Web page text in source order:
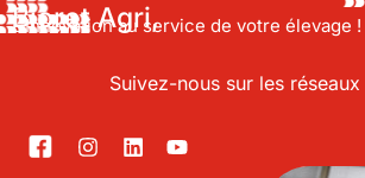
Bioret Agri,
L’Innovation au service de votre élevage !
Suivez-nous sur les